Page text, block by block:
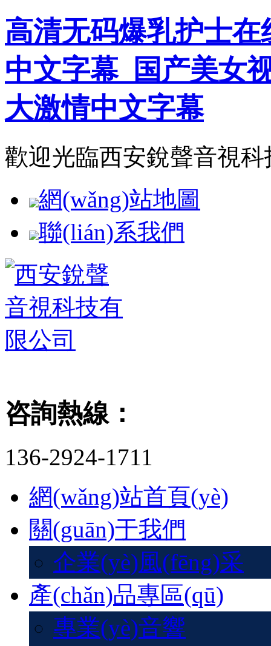
高清无码爆乳护士
中文字幕_国产美女
大激情中文字幕
歡迎光臨西安銳聲音視
網(wǎng)站地圖
聯(lián)系我們
咨詢熱線：
136-2924-1711
網(wǎng)站首頁(yè)
關(guān)于我們
企業(yè)風(fēng)采
產(chǎn)品專區(qū)
專業(yè)音響